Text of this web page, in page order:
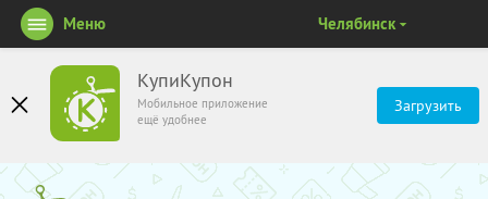
КупиКупон
Мобильное приложение
ещё удобнее
Загрузить
Меню Челябинск